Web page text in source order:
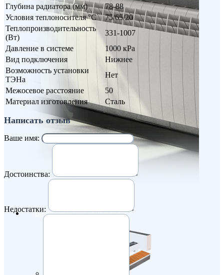
Внутрипольные конвекторы
Глубина радиатора (мм)
78-88
Условия теплоносителя °С
75/65/20
Теплопроизводительность
(Вт)
331-1007
Давление в системе
1000 кРа
Вид подключения
Нижнее
Возможность установки
ТЭНа
Нет
Межосевое расстояние
50
Материал изготовления
Сталь
Написать отзыв
Ваше имя:
Достоинства:
Недостатки: